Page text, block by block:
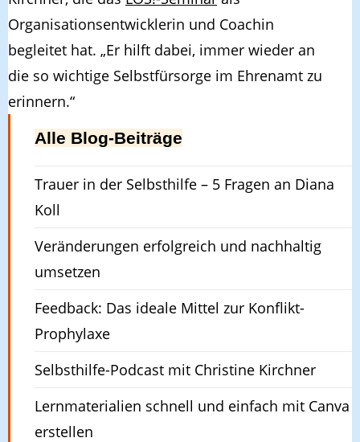
Organisationsentwicklerin und Coachin
begleitet hat. „Er hilft dabei, immer wieder an
die so wichtige Selbstfürsorge im Ehrenamt zu
erinnern.“
Alle Blog-Beiträge
Trauer in der Selbsthilfe – 5 Fragen an Diana
Koll
Veränderungen erfolgreich und nachhaltig
umsetzen
Feedback: Das ideale Mittel zur Konflikt-
Prophylaxe
Selbsthilfe-Podcast mit Christine Kirchner
Lernmaterialien schnell und einfach mit Canva
erstellen